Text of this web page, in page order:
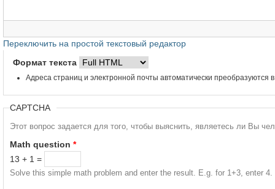
Переключить на простой текстовый редактор
Формат текста
Адреса страниц и электронной почты автоматически преобразуются
CAPTCHA
Этот вопрос задается для того, чтобы выяснить, являетесь ли Вы
Math question *
13 + 1 =
Solve this simple math problem and enter the result. E.g. for 1+3, enter 4.